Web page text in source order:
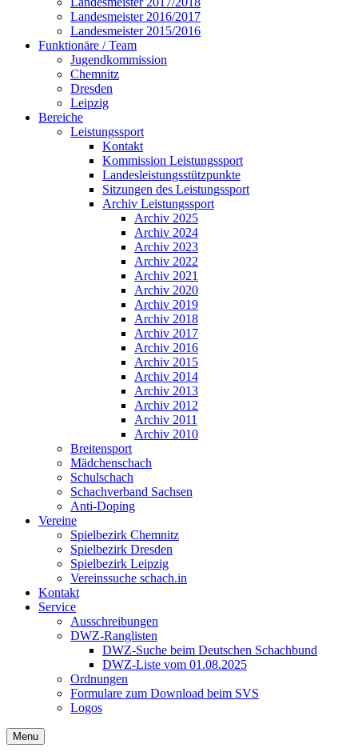
Landesmeister 2016/2017
Landesmeister 2015/2016
Funktionäre / Team
Jugendkommission
Chemnitz
Dresden
Leipzig
Bereiche
Leistungssport
Kontakt
Kommission Leistungssport
Landesleistungsstützpunkte
Sitzungen des Leistungssport
Archiv Leistungssport
Archiv 2025
Archiv 2024
Archiv 2023
Archiv 2022
Archiv 2021
Archiv 2020
Archiv 2019
Archiv 2018
Archiv 2017
Archiv 2016
Archiv 2015
Archiv 2014
Archiv 2013
Archiv 2012
Archiv 2011
Archiv 2010
Breitensport
Mädchenschach
Schulschach
Schachverband Sachsen
Anti-Doping
Vereine
Spielbezirk Chemnitz
Spielbezirk Dresden
Spielbezirk Leipzig
Vereinssuche schach.in
Kontakt
Service
Ausschreibungen
DWZ-Ranglisten
DWZ-Suche beim Deutschen Schachbund
DWZ-Liste vom 01.08.2025
Ordnungen
Formulare zum Download beim SVS
Logos
Menu